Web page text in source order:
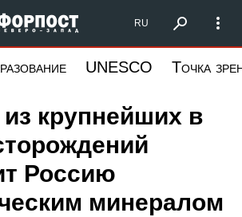
Форпост Северо-Запад
RU
UNESCO Точка
крупнейших в
Россию
минералом